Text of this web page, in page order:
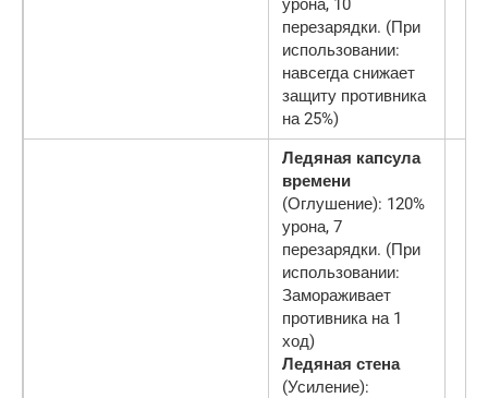
урона, 10
перезарядки. (При
использовании:
навсегда снижает
защиту противника
на 25%)
Ледяная капсула
времени
(Оглушение): 120%
урона, 7
перезарядки. (При
использовании:
Замораживает
противника на 1
ход)
Ледяная стена
(Усиление):